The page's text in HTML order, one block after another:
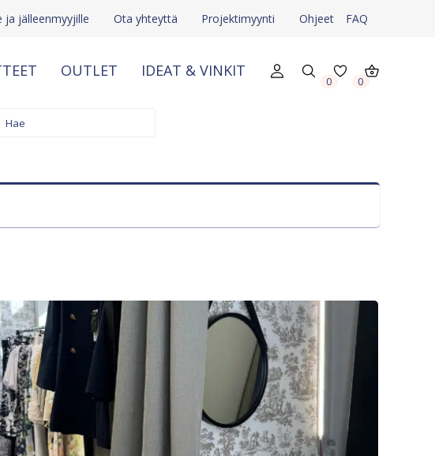
ja jälleenmyyjille Ota yhteyttä Projektimyynti Ohjeet FAQ
OUTLET IDEAT & VINKIT
0 0